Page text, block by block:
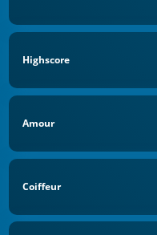
Highscore
Amour
Coiffeur